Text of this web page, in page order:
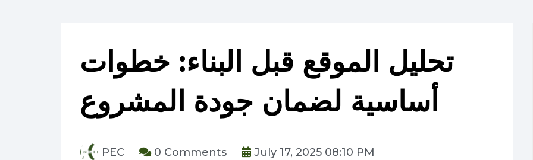
تحليل الموقع قبل البناء: خطوات
أساسية لضمان جودة المشروع
PEC 0 Comments July 17, 2025 08:10 PM